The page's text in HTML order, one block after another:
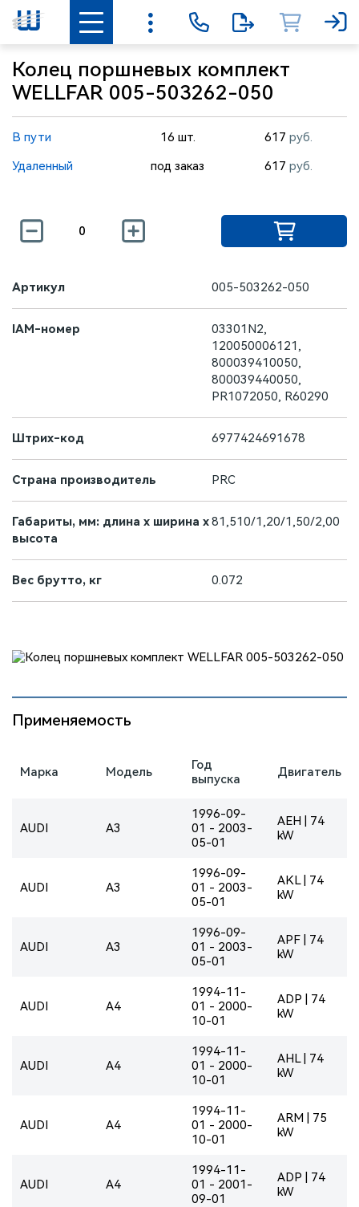
Колец поршневых комплект
WELLFAR 005-503262-050
В пути 16 шт. 617 руб.
Удаленный
под заказ 617 руб.
Артикул 005-503262-050
IAM-номер
03301N2,
120050006121,
800039410050,
800039440050,
PR1072050, R60290
Штрих-код 6977424691678
Страна производитель PRC
Габариты, мм: длина х ширина х
высота
81,510/1,20/1,50/2,00
Вес брутто, кг 0.072
Применяемость
Марка Модель
Год
выпуска
Двигатель
AUDI A3
1996-09-
01 - 2003-
05-01
AEH | 74
kW
AUDI A3
1996-09-
01 - 2003-
05-01
AKL | 74
kW
AUDI A3
1996-09-
01 - 2003-
05-01
APF | 74
kW
AUDI A4
1994-11-
01 - 2000-
10-01
ADP | 74
kW
AUDI A4
1994-11-
01 - 2000-
10-01
AHL | 74
kW
AUDI A4
1994-11-
01 - 2000-
10-01
ARM | 75
kW
AUDI A4
1994-11-
01 - 2001-
09-01
ADP | 74
kW